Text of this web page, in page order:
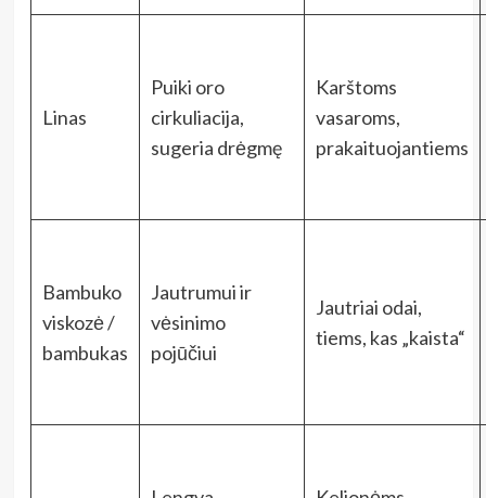
Linas
Puiki oro
cirkuliacija,
sugeria drėgmę
Karštoms
vasaroms,
prakaituojantiems
Bambuko
viskozė /
bambukas
Jautrumui ir
vėsinimo
pojūčiui
Jautriai odai,
tiems, kas „kaista“